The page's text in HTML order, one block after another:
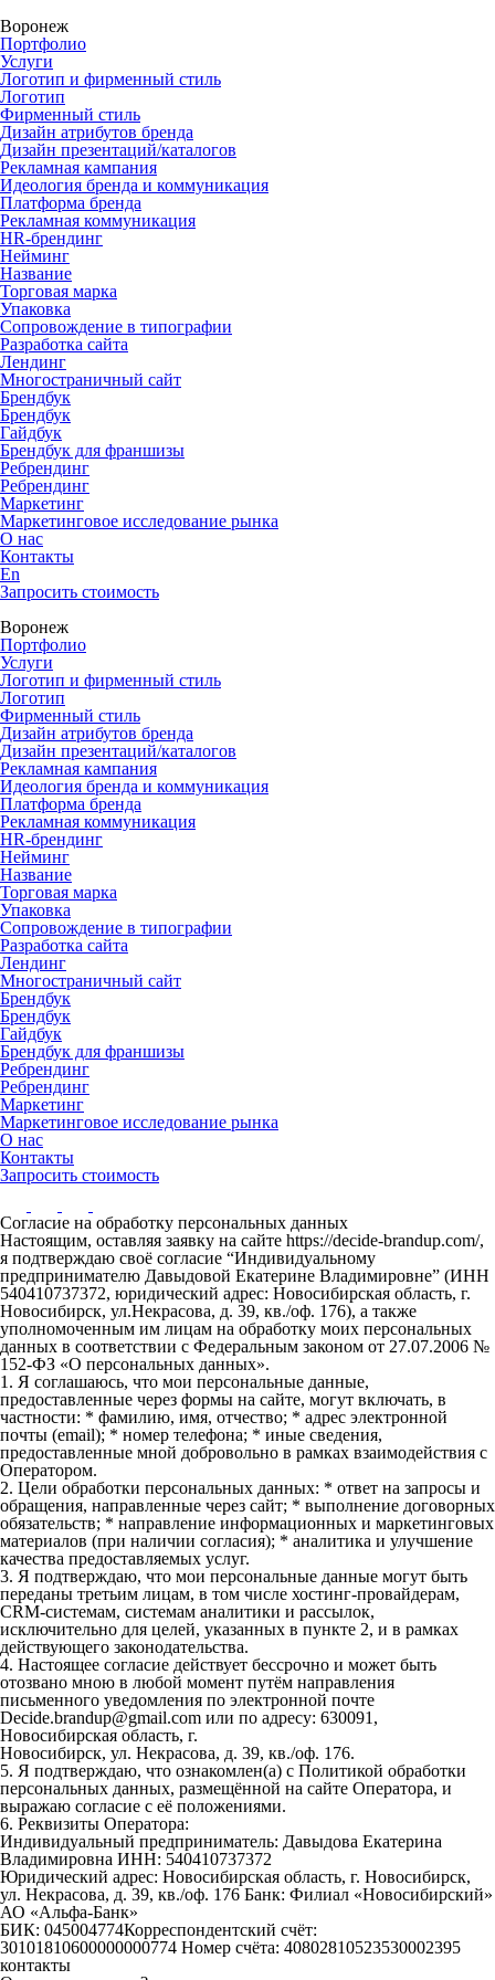
Воронеж
Портфолио
Услуги
Логотип и фирменный стиль
Логотип
Фирменный стиль
Дизайн атрибутов бренда
Дизайн презентаций/каталогов
Рекламная кампания
Идеология бренда и коммуникация
Платформа бренда
Рекламная коммуникация
HR-брендинг
Нейминг
Название
Торговая марка
Упаковка
Сопровождение в типографии
Разработка сайта
Лендинг
Многостраничный сайт
Брендбук
Брендбук
Гайдбук
Брендбук для франшизы
Ребрендинг
Ребрендинг
Маркетинг
Маркетинговое исследование рынка
О нас
Контакты
En
Запросить стоимость
Воронеж
Портфолио
Услуги
Логотип и фирменный стиль
Логотип
Фирменный стиль
Дизайн атрибутов бренда
Дизайн презентаций/каталогов
Рекламная кампания
Идеология бренда и коммуникация
Платформа бренда
Рекламная коммуникация
HR-брендинг
Нейминг
Название
Торговая марка
Упаковка
Сопровождение в типографии
Разработка сайта
Лендинг
Многостраничный сайт
Брендбук
Брендбук
Гайдбук
Брендбук для франшизы
Ребрендинг
Ребрендинг
Маркетинг
Маркетинговое исследование рынка
О нас
Контакты
Запросить стоимость
Согласие на обработку персональных данных
Настоящим, оставляя заявку на сайте https://decide-brandup.com/,
я подтверждаю своё согласие “Индивидуальному
предпринимателю Давыдовой Екатерине Владимировне” (ИНН
540410737372, юридический адрес: Новосибирская область, г.
Новосибирск, ул.Некрасова, д. 39, кв./оф. 176), а также
уполномоченным им лицам на обработку моих персональных
данных в соответствии с Федеральным законом от 27.07.2006 №
152-ФЗ «О персональных данных».
1. Я соглашаюсь, что мои персональные данные,
предоставленные через формы на сайте, могут включать, в
частности: * фамилию, имя, отчество; * адрес электронной
почты (email); * номер телефона; * иные сведения,
предоставленные мной добровольно в рамках взаимодействия с
Оператором.
2. Цели обработки персональных данных: * ответ на запросы и
обращения, направленные через сайт; * выполнение договорных
обязательств; * направление информационных и маркетинговых
материалов (при наличии согласия); * аналитика и улучшение
качества предоставляемых услуг.
3. Я подтверждаю, что мои персональные данные могут быть
переданы третьим лицам, в том числе хостинг-провайдерам,
CRM-системам, системам аналитики и рассылок,
исключительно для целей, указанных в пункте 2, и в рамках
действующего законодательства.
4. Настоящее согласие действует бессрочно и может быть
отозвано мною в любой момент путём направления
письменного уведомления по электронной почте
Decide.brandup@gmail.com или по адресу: 630091,
Новосибирская область, г.
Новосибирск, ул. Некрасова, д. 39, кв./оф. 176.
5. Я подтверждаю, что ознакомлен(а) с Политикой обработки
персональных данных, размещённой на сайте Оператора, и
выражаю согласие с её положениями.
6. Реквизиты Оператора:
Индивидуальный предприниматель: Давыдова Екатерина
Владимировна ИНН: 540410737372
Юридический адрес: Новосибирская область, г. Новосибирск,
ул. Некрасова, д. 39, кв./оф. 176 Банк: Филиал «Новосибирский»
АО «Альфа-Банк»
БИК: 045004774Корреспондентский счёт:
30101810600000000774 Номер счёта: 40802810523530002395
контакты